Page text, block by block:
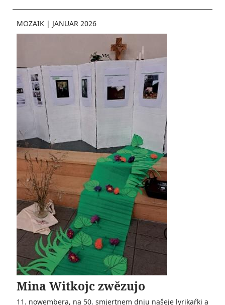
MOZAIK | JANUAR 2026
Mina Witkojc zwězujo
11. nowembera, na 50. smjertnem dnju našeje lyrikaŕki a